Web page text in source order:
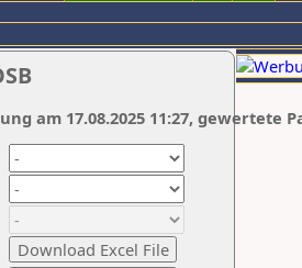
am 17.08.2025 11:27, gewertete